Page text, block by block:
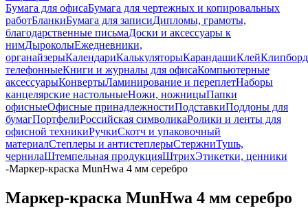
Бумага для офисаБумага для чертежных и копировальных
работБланкиБумага для записиДипломы, грамоты,
благодарственные письмаДоски и аксессуары к
нимДыроколыЕжедневники,
органайзерыКалендариКалькуляторыКарандашиКлей
телефонныеКниги и журналы для офисаКомпьютерные
аксессуарыКонвертыЛаминирование и переплетНаборы
канцелярские настольныеНожи, ножницыПапки
офисныеОфисные принадлежностиПодставкиПоддоны для
бумагПортфелиРоссийская символикаРолики и ленты для
офисной техникиРучкиСкотч и упаковочный
материалСтеплеры и антистеплерыСтержниТушь,
чернилаШтемпельная продукцияШтрихЭтикетки, ценники
-Маркер-краска MunHwa 4 мм серебро
Маркер-краска MunHwa 4 мм серебро